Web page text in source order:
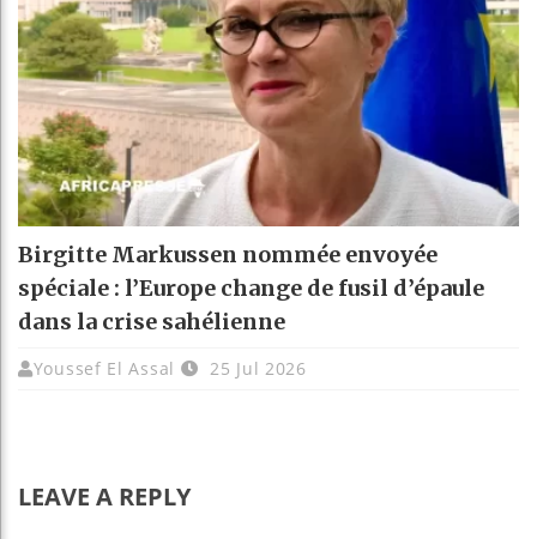
Birgitte Markussen nommée envoyée
spéciale : l’Europe change de fusil d’épaule
dans la crise sahélienne
Youssef El Assal 25 Jul 2026
LEAVE A REPLY